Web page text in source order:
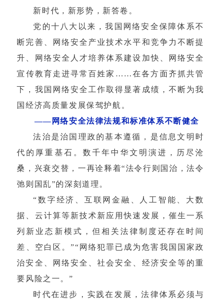
新时代，新形势，新答卷。
党的十八大以来，我国网络安全保障体系不
断完善、网络安全产业技术水平和竞争力不断提
升、网络安全人才培养体系建设加快、网络安全
宣传教育走进寻常百姓家……在各方面齐抓共管
下，我国网络安全工作取得显著成绩，不断为我
国经济高质量发展保驾护航。
——网络安全法律法规和标准体系不断健全
法治是治国理政的基本遵循，是信息文明时
代的厚重基石。数千年中华文明演进，历尽沧
桑，兴衰交替，一再诠释着“法令行则国治，法令
弛则国乱”的深刻道理。
“数字经济、互联网金融、人工智能、大数
据、云计算等新技术新应用快速发展，催生一系
列新业态新模式，但相关法律制度还存在时间
差、空白区。”“网络犯罪已成为危害我国国家政
治安全、网络安全、社会安全、经济安全等的重
要风险之一。”
时代在进步，实践在发展，法律体系必须与